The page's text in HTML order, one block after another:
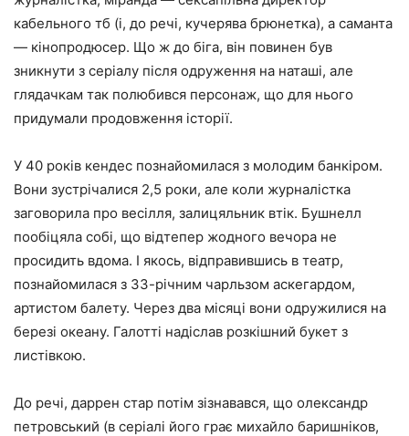
кабельного тб (і, до речі, кучерява брюнетка), а саманта
— кінопродюсер. Що ж до біга, він повинен був
зникнути з серіалу після одруження на наташі, але
глядачкам так полюбився персонаж, що для нього
придумали продовження історії.
У 40 років кендес познайомилася з молодим банкіром.
Вони зустрічалися 2,5 роки, але коли журналістка
заговорила про весілля, залицяльник втік. Бушнелл
пообіцяла собі, що відтепер жодного вечора не
просидить вдома. І якось, відправившись в театр,
познайомилася з 33-річним чарльзом аскегардом,
артистом балету. Через два місяці вони одружилися на
березі океану. Галотті надіслав розкішний букет з
листівкою.
До речі, даррен стар потім зізнавався, що олександр
петровський (в серіалі його грає михайло баришніков,